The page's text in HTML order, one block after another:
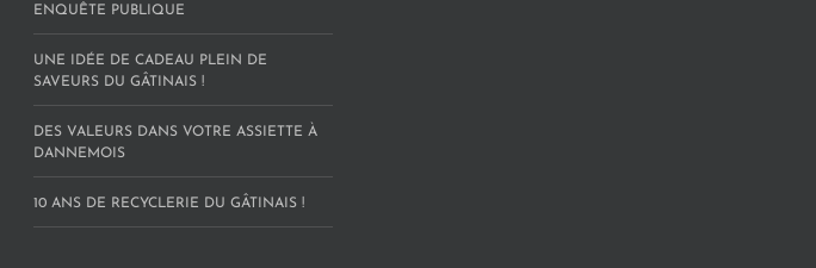
ENQUÊTE PUBLIQUE
UNE IDÉE DE CADEAU PLEIN DE
SAVEURS DU GÂTINAIS !
DES VALEURS DANS VOTRE ASSIETTE À
DANNEMOIS
10 ANS DE RECYCLERIE DU GÂTINAIS !